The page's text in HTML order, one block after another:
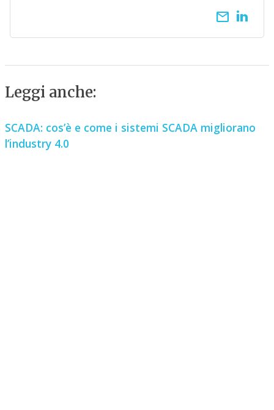
email
Leggi anche:
SCADA: cos’è e come i sistemi SCADA migliorano
l’industry 4.0